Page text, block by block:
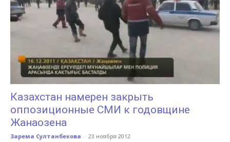
Казахстан намерен закрыть
оппозиционные СМИ к годовщине
Жанаозена
Зарема Султанбекова - 23 ноября 2012